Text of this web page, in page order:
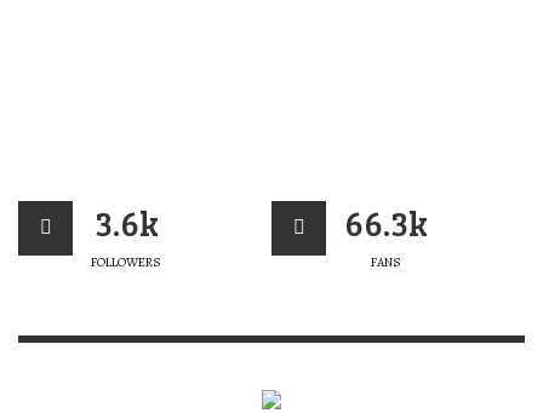
3.6k
FOLLOWERS
66.3k
FANS